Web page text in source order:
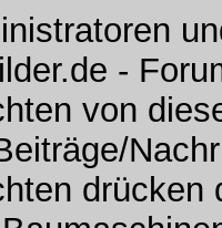
-
von